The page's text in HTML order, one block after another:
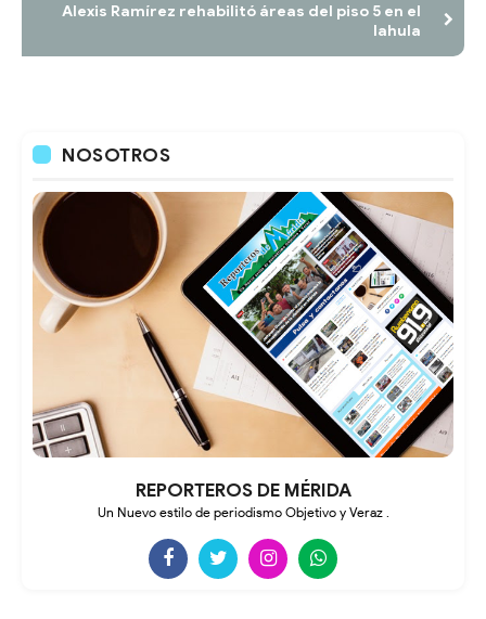
Alexis Ramírez rehabilitó áreas del piso 5 en el
Iahula
NOSOTROS
REPORTEROS DE MÉRIDA
Un Nuevo estilo de periodismo Objetivo y Veraz .